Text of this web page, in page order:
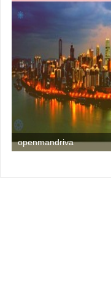
openmandriva